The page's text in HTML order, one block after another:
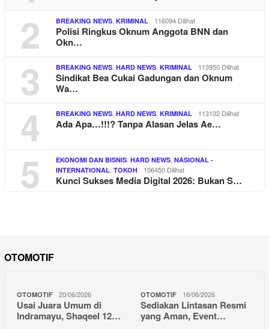
2 BREAKING NEWS KRIMINAL 116094 Dilihat
Polisi Ringkus Oknum Anggota BNN dan
Okn…
3 BREAKING NEWS HARD NEWS KRIMINAL 113950 Dilihat
Sindikat Bea Cukai Gadungan dan Oknum
Wa…
4 BREAKING NEWS HARD NEWS KRIMINAL 113102 Dilihat
Ada Apa…!!!? Tanpa Alasan Jelas Ae…
5 EKONOMI DAN BISNIS HARD NEWS NASIONAL -
INTERNATIONAL TOKOH 106450 Dilihat
Kunci Sukses Media Digital 2026: Bukan S…
OTOMOTIF
OTOMOTIF 20/06/2026
Usai Juara Umum di
Indramayu, Shaqeel 12…
OTOMOTIF 16/06/2026
Sediakan Lintasan Resmi
yang Aman, Event…